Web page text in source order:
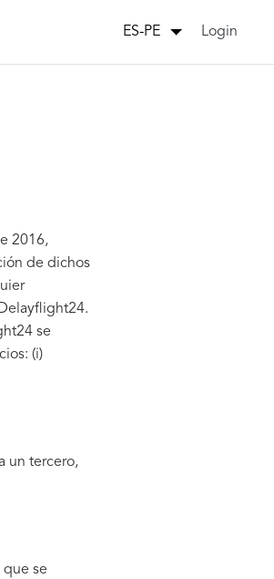
ES-PE Login
2016,
de dichos
se
(i)
un tercero,
se